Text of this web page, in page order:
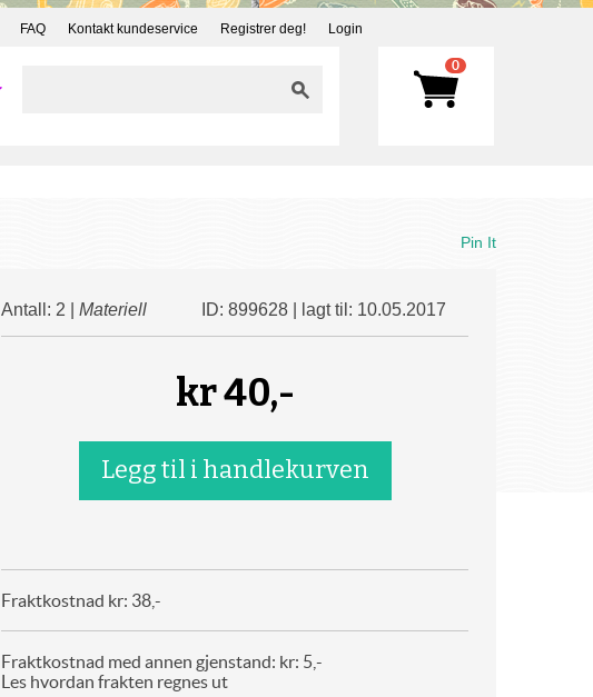
FAQ Kontakt kundeservice Registrer deg! Login
0
Pin It
Antall: 2 | Materiell ID: 899628 | lagt til: 10.05.2017
kr40,-
Fraktkostnad kr: 38,-
Fraktkostnad med annen gjenstand: kr: 5,-
Les hvordan frakten regnes ut